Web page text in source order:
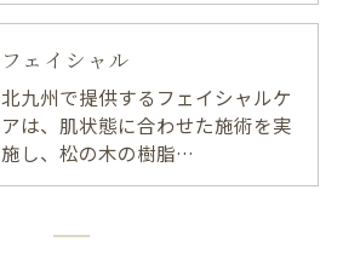
フェイシャル
北九州で提供するフェイシャルケ
アは、肌状態に合わせた施術を実
施し、松の木の樹脂…